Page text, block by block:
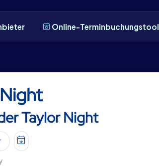
Online-Terminbuchungstool
Taylor Night